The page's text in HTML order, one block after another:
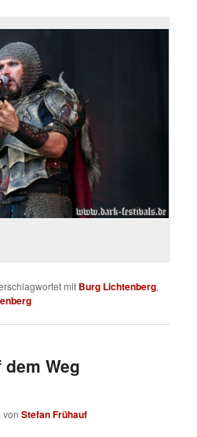
mit Burg Lichtenberg,
Weg
vonStefan Frühauf